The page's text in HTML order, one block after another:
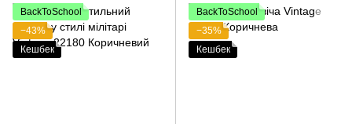
BackToSchool
−43%
Кешбек
BackToSchool
−35%
Кешбек